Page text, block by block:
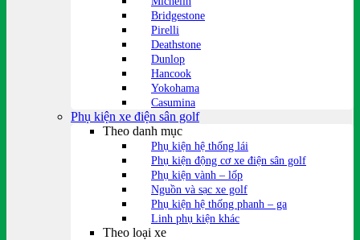
Bridgestone
Pirelli
Deathstone
Dunlop
Hancook
Yokohama
Casumina
Phụ kiện xe điện sân golf
Theo danh mục
Phụ kiện hệ thống lái
Phụ kiện động cơ xe điện sân golf
Phụ kiện vành – lốp
Nguồn và sạc xe golf
Phụ kiện hệ thống phanh – ga
Linh phụ kiện khác
Theo loại xe